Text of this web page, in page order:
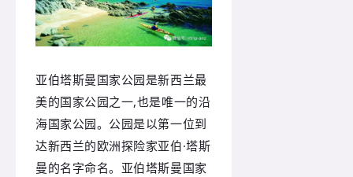
亚伯塔斯曼国家公园是新西兰最
美的国家公园之一,也是唯一的沿
海国家公园。公园是以第一位到
达新西兰的欧洲探险家亚伯·塔斯
曼的名字命名。亚伯塔斯曼国家